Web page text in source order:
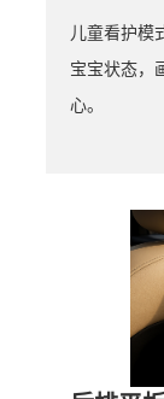
儿童看护模
宝宝状态，
心。